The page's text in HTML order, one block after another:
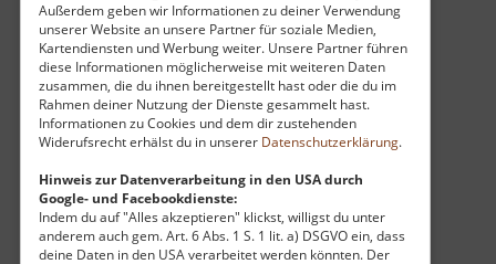
Außerdem geben wir Informationen zu deiner Verwendung
unserer Website an unsere Partner für soziale Medien,
Kartendiensten und Werbung weiter. Unsere Partner führen
diese Informationen möglicherweise mit weiteren Daten
zusammen, die du ihnen bereitgestellt hast oder die du im
Rahmen deiner Nutzung der Dienste gesammelt hast.
Informationen zu Cookies und dem dir zustehenden
Widerufsrecht erhälst du in unserer Datenschutzerklärung.
Hinweis zur Datenverarbeitung in den USA durch
Google- und Facebookdienste:
Indem du auf "Alles akzeptieren" klickst, willigst du unter
anderem auch gem. Art. 6 Abs. 1 S. 1 lit. a) DSGVO ein, dass
deine Daten in den USA verarbeitet werden könnten. Der
Meißen
Porzellanmanufaktur Meißen
Sachsen
aktuell vom 02.06.2026 / Zugriffe: 3579
69 km vom aktuellen Standort
Von Meißner Porzellan hat vermutlich jeder